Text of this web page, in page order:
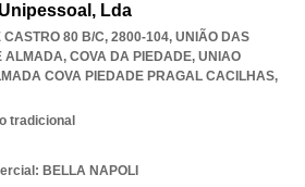
Lda
CASTRO 80 B/C, 2800-104, UNIÃO DAS
ALMADA, COVA DA PIEDADE, UNIAO
COVA PIEDADE PRAGAL CACILHAS,
tradicional
BELLA NAPOLI